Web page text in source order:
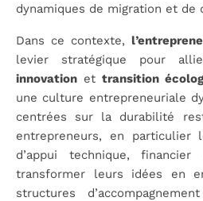
dynamiques de migration et de
Dans ce contexte,
levier stratégique pour
innovation et transition
une culture entrepreneuriale
centrées sur la durabilité
entrepreneurs, en particulier
d’appui technique,
transformer leurs idées en
structures